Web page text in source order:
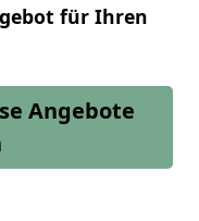
für Ihren
Angebote